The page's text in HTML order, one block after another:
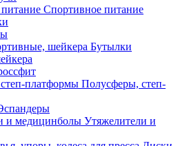
Спортивное питание
Бутылки
Полусферы, степ-
Утяжелители и